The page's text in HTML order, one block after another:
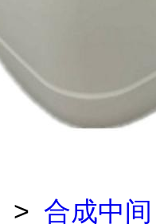
> 合成中间